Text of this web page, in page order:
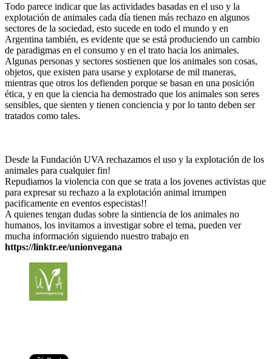
Todo parece indicar que las actividades basadas en el uso y la
explotación de animales cada día tienen más rechazo en algunos
sectores de la sociedad, esto sucede en todo el mundo y en
Argentina también, es evidente que se está produciendo un cambio
de paradigmas en el consumo y en el trato hacia los animales.
Algunas personas y sectores sostienen que los animales son cosas,
objetos, que existen para usarse y explotarse de mil maneras,
mientras que otros los defienden porque se basan en una posición
ética, y en que la ciencia ha demostrado que los animales son seres
sensibles, que sienten y tienen conciencia y por lo tanto deben ser
tratados como tales.
Desde la Fundación UVA rechazamos el uso y la explotación de los
animales para cualquier fin!
Repudiamos la violencia con que se trata a los jovenes activistas que
para expresar su rechazo a la explotación animal irrumpen
pacificamente en eventos especistas!!
A quienes tengan dudas sobre la sintiencia de los animales no
humanos, los invitamos a investigar sobre el tema, pueden ver
mucha información siguiendo nuestro trabajo en
https://linktr.ee/unionvegana